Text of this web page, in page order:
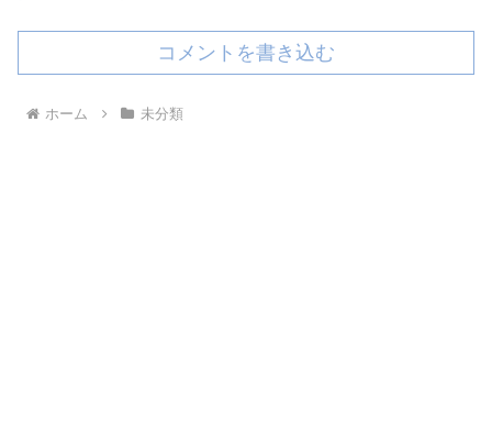
コメントを書き込む
ホーム 未分類